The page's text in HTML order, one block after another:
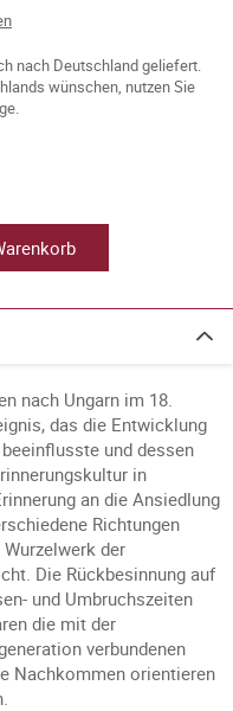
nach Deutschland geliefert.
wünschen, nutzen Sie
nach Ungarn im 18.
das die Entwicklung
und dessen
in
an die Ansiedlung
Richtungen
der
Die Rückbesinnung auf
und Umbruchszeiten
die mit der
verbundenen
Nachkommen orientieren